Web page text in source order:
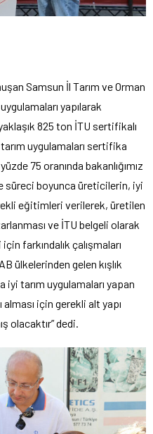
Samsun İl Tarım ve Orman
yapılarak
825 ton İTU sertifikalı
uygulamaları sertifika
75 oranında bakanlığımız
süreci boyunca üreticilerin, iyi
eğitimleri verilerek, üretilen
ve İTU belgeli olarak
farkındalık çalışmaları
ülkelerinden gelen kışlık
iyi tarım uygulamaları yapan
için gerekli alt yapı
olacaktır” dedi.